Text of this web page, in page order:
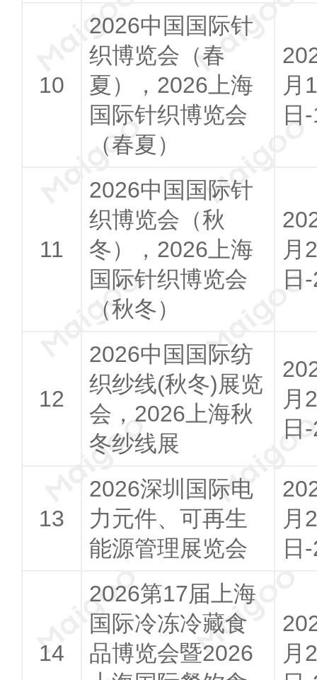
2026中国国际针
织博览会（春
夏），2026上海
国际针织博览会
（春夏）
月
日
2026中国国际针
织博览会（秋
冬），2026上海
国际针织博览会
（秋冬）
月
日
2026中国国际纺
织纱线(秋冬)展览
会，2026上海秋
冬纱线展
月
日
2026深圳国际电
力元件、可再生
能源管理展览会
月
日
2026第17届上海
国际冷冻冷藏食
品博览会暨2026
月